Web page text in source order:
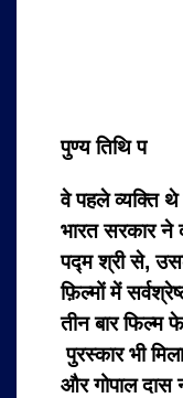
पुण्य तिथि प
वे पहले व्यक्ति थे
भारत सरकार ने
पद्म श्री से,
फ़िल्मों में
तीन बार फिल्म
पुरस्कार भी
और गोपाल दास